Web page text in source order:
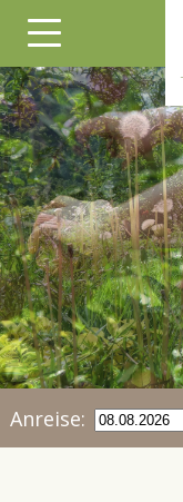
Anreise: